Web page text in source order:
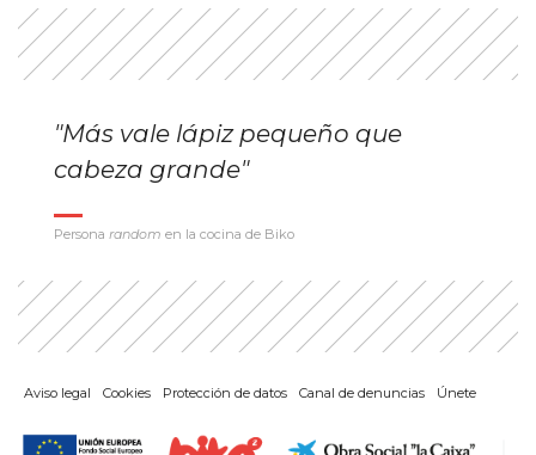
"Más vale lápiz pequeño que
cabeza grande"
Persona random en la cocina de Biko
Aviso legal Cookies Protección de datos Canal de denuncias Únete